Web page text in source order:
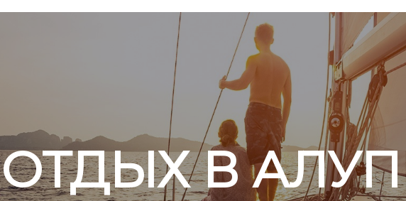
ОТДЫХ В